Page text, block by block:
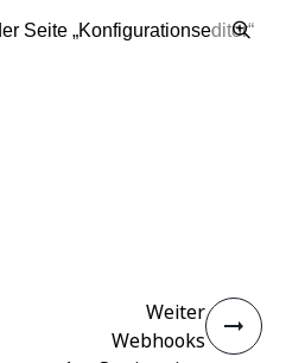
Weiter
Webhooks